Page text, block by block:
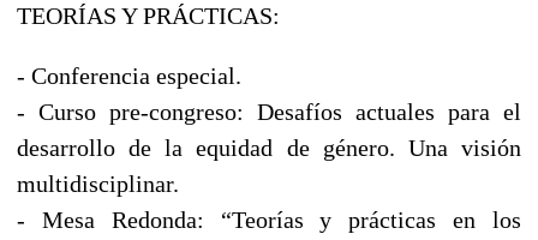
TEORÍAS Y PRÁCTICAS:
- Conferencia especial.
- Curso pre-congreso: Desafíos actuales para el
desarrollo de la equidad de género. Una visión
multidisciplinar.
- Mesa Redonda: “Teorías y prácticas en los